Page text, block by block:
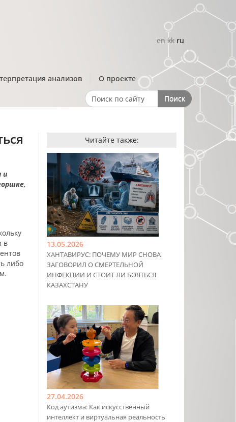
en kk ru
анализов О проекте
Search formПоиск
и
в
либо
Читайте также:
13.05.2026
ХАНТАВИРУС: ПОЧЕМУ МИР СНОВА
ЗАГОВОРИЛ О СМЕРТЕЛЬНОЙ
ИНФЕКЦИИ И СТОИТ ЛИ БОЯТЬСЯ
КАЗАХСТАНУ
27.04.2026
Код аутизма: Как искусственный
интеллект и виртуальная реальность